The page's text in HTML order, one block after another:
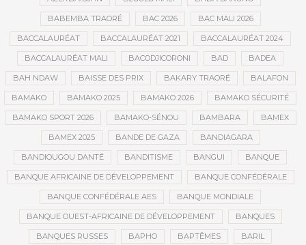
BABEMBA TRAORÉ BAC 2026 BAC MALI 2026
BACCALAURÉAT BACCALAURÉAT 2021 BACCALAURÉAT 2024
BACCALAURÉAT MALI BACODJICORONI BAD BADEA
BAH NDAW BAISSE DES PRIX BAKARY TRAORÉ BALAFON
BAMAKO BAMAKO 2025 BAMAKO 2026 BAMAKO SÉCURITÉ
BAMAKO SPORT 2026 BAMAKO-SÉNOU BAMBARA BAMEX
BAMEX 2025 BANDE DE GAZA BANDIAGARA
BANDIOUGOU DANTÉ BANDITISME BANGUI BANQUE
BANQUE AFRICAINE DE DÉVELOPPEMENT BANQUE CONFÉDÉRALE
BANQUE CONFÉDÉRALE AES BANQUE MONDIALE
BANQUE OUEST-AFRICAINE DE DÉVELOPPEMENT BANQUES
BANQUES RUSSES BAPHO BAPTÊMES BARIL